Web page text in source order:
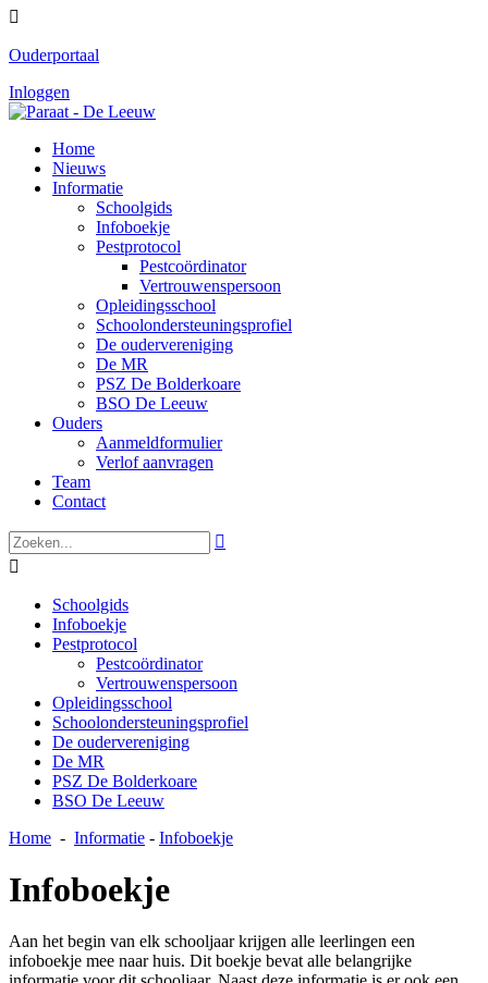

Ouderportaal
Inloggen
Home
Nieuws
Informatie
Schoolgids
Infoboekje
Pestprotocol
Pestcoördinator
Vertrouwenspersoon
Opleidingsschool
Schoolondersteuningsprofiel
De oudervereniging
De MR
PSZ De Bolderkoare
BSO De Leeuw
Ouders
Aanmeldformulier
Verlof aanvragen
Team
Contact


Schoolgids
Infoboekje
Pestprotocol
Pestcoördinator
Vertrouwenspersoon
Opleidingsschool
Schoolondersteuningsprofiel
De oudervereniging
De MR
PSZ De Bolderkoare
BSO De Leeuw
Home - Informatie - Infoboekje
Infoboekje
Aan het begin van elk schooljaar krijgen alle leerlingen een
infoboekje mee naar huis. Dit boekje bevat alle belangrijke